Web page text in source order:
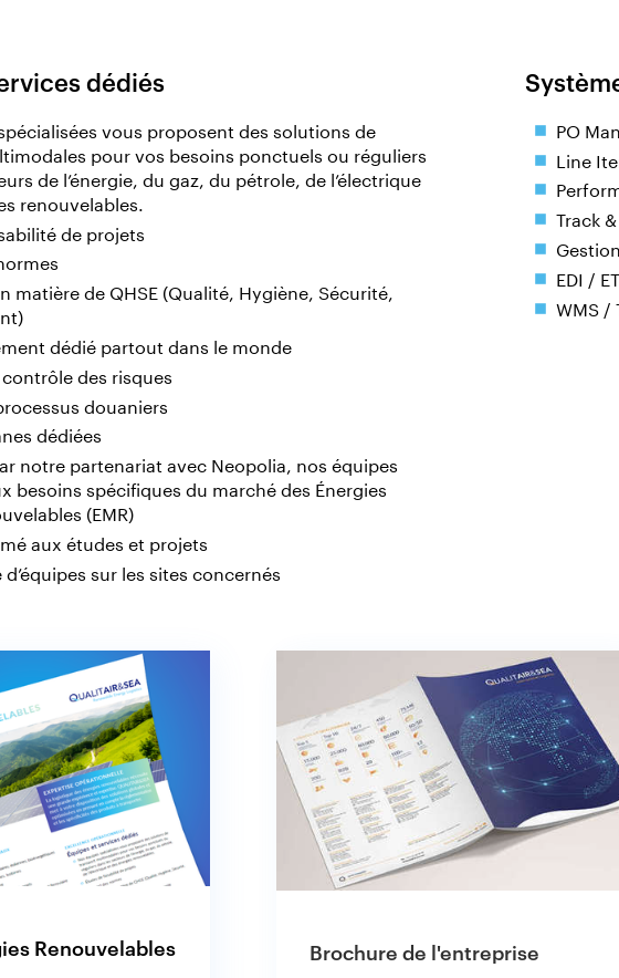
dédiés
vous proposent des solutions de
pour vos besoins ponctuels ou réguliers
de l’énergie, du gaz, du pétrole, de l’électrique
renouvelables.
de projets
matière de QHSE (Qualité, Hygiène, Sécurité,
dédié partout dans le monde
des risques
douaniers
dédiées
notre partenariat avec Neopolia, nos équipes
besoins spécifiques du marché des Énergies
(EMR)
aux études et projets
sur les sites concernés
PO
Line
Track
EDI /
WMS /
Renouvelables
Brochure de l'entreprise